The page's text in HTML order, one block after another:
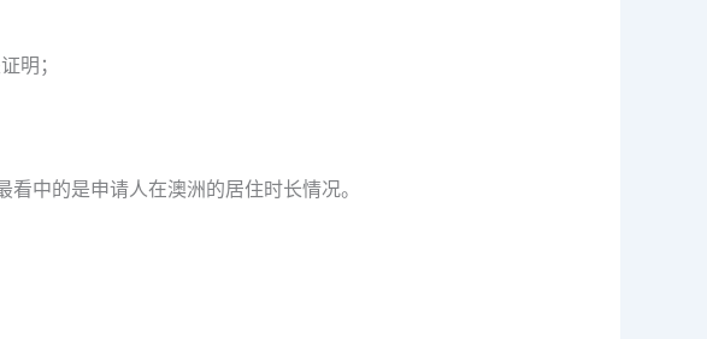
明；
中的是申请人在澳洲的居住时长情况。